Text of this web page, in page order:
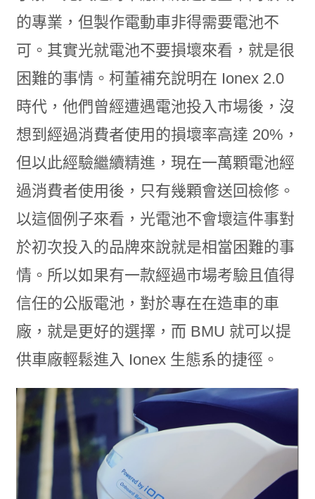
的專業，但製作電動車非得需要電池不
可。其實光就電池不要損壞來看，就是很
困難的事情。柯董補充說明在 Ionex 2.0
時代，他們曾經遭遇電池投入市場後，沒
想到經過消費者使用的損壞率高達 20%，
但以此經驗繼續精進，現在一萬顆電池經
過消費者使用後，只有幾顆會送回檢修。
以這個例子來看，光電池不會壞這件事對
於初次投入的品牌來說就是相當困難的事
情。所以如果有一款經過市場考驗且值得
信任的公版電池，對於專在在造車的車
廠，就是更好的選擇，而 BMU 就可以提
供車廠輕鬆進入 Ionex 生態系的捷徑。